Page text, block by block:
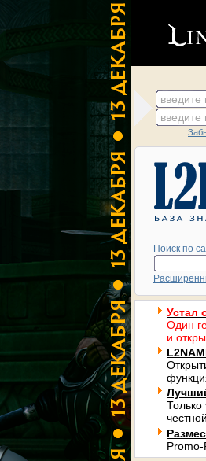
введите
введите
Поиск по
Устал
Один
и
Только